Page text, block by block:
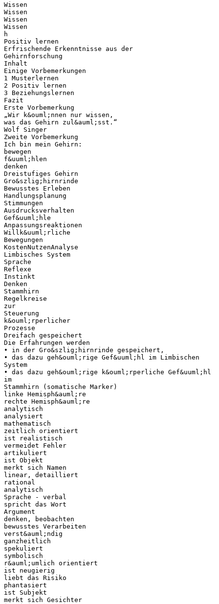
Wissen
Wissen
Wissen
Wissen
h
Positiv lernen
Erfrischende Erkenntnisse aus der
Gehirnforschung
Inhalt
Einige Vorbemerkungen
1 Musterlernen
2 Positiv lernen
3 Beziehungslernen
Fazit
Erste Vorbemerkung
„Wir k&ouml;nnen nur wissen,
was das Gehirn zul&auml;sst.“
Wolf Singer
Zweite Vorbemerkung
Ich bin mein Gehirn:
bewegen
f&uuml;hlen
denken
Dreistufiges Gehirn
Gro&szlig;hirnrinde
Bewusstes Erleben
Handlungsplanung
Stimmungen
Ausdrucksverhalten
Gef&uuml;hle
Anpassungsreaktionen
Willk&uuml;rliche
Bewegungen
KostenNutzenAnalyse
Limbisches System
Sprache
Reflexe
Instinkt
Denken
Stammhirn
Regelkreise
zur
Steuerung
k&ouml;rperlicher
Prozesse
Dreifach gespeichert
Die Erfahrungen werden
• in der Gro&szlig;hirnrinde gespeichert,
• das dazu geh&ouml;rige Gef&uuml;hl im Limbischen
System
• das dazu geh&ouml;rige k&ouml;rperliche Gef&uuml;hl
im
Stammhirn (somatische Marker)
linke Hemisph&auml;re
rechte Hemisph&auml;re
analytisch
analysiert
mathematisch
zeitlich orientiert
ist realistisch
vermeidet Fehler
artikuliert
ist Objekt
merkt sich Namen
linear, detailliert
rational
analytisch
Sprache - verbal
spricht das Wort
Argument
denken, beobachten
bewusstes Verarbeiten
verst&auml;ndig
ganzheitlich
spekuliert
symbolisch
r&auml;umlich orientiert
ist neugierig
liebt das Risiko
phantasiert
ist Subjekt
merkt sich Gesichter